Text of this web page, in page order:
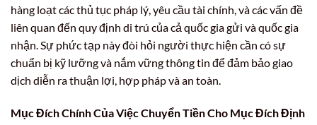
hàng loạt các thủ tục pháp lý, yêu cầu tài chính, và các vấn đề
liên quan đến quy định di trú của cả quốc gia gửi và quốc gia
nhận. Sự phức tạp này đòi hỏi người thực hiện cần có sự
chuẩn bị kỹ lưỡng và nắm vững thông tin để đảm bảo giao
dịch diễn ra thuận lợi, hợp pháp và an toàn.
Mục Đích Chính Của Việc Chuyển Tiền Cho Mục Đích Định